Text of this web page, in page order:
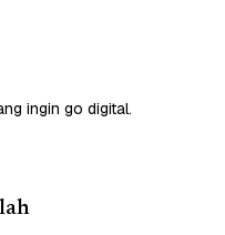
ingin go digital.